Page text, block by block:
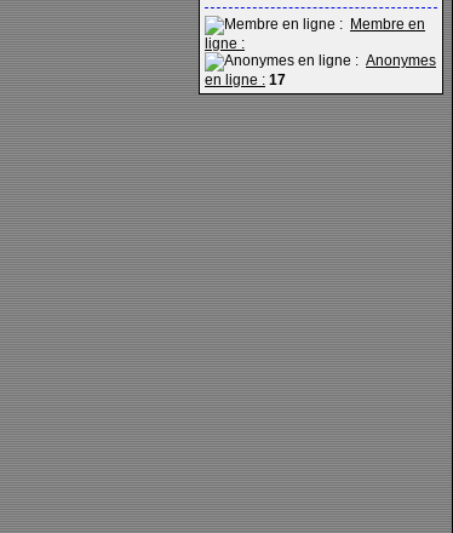
Membre en
ligne :
Anonymes
en ligne : 17